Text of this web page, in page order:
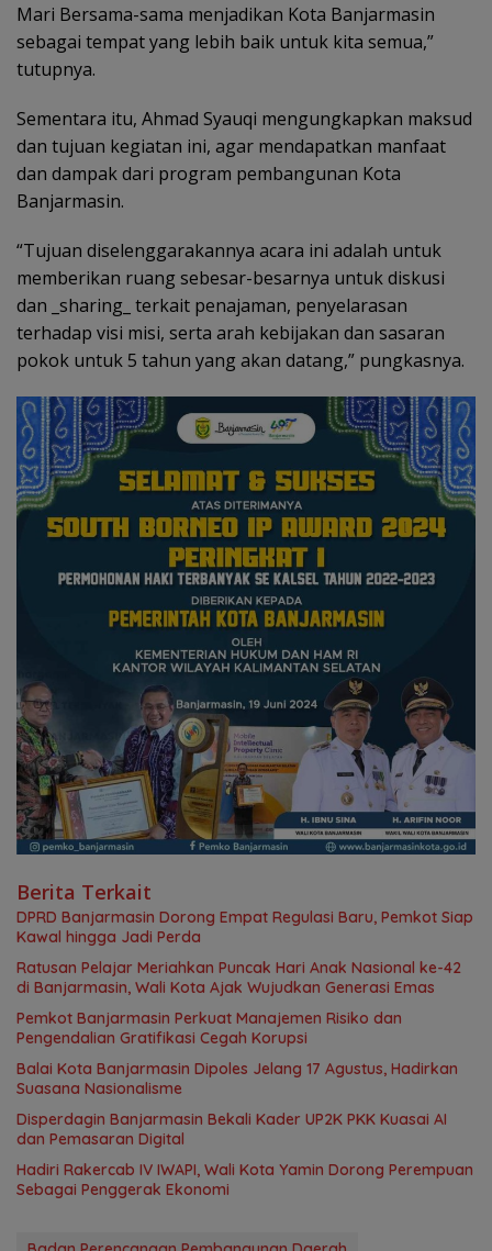
Mari Bersama-sama menjadikan Kota Banjarmasin
sebagai tempat yang lebih baik untuk kita semua,”
tutupnya.
Sementara itu, Ahmad Syauqi mengungkapkan maksud
dan tujuan kegiatan ini, agar mendapatkan manfaat
dan dampak dari program pembangunan Kota
Banjarmasin.
“Tujuan diselenggarakannya acara ini adalah untuk
memberikan ruang sebesar-besarnya untuk diskusi
dan _sharing_ terkait penajaman, penyelarasan
terhadap visi misi, serta arah kebijakan dan sasaran
pokok untuk 5 tahun yang akan datang,” pungkasnya.
Berita Terkait
DPRD Banjarmasin Dorong Empat Regulasi Baru, Pemkot Siap
Kawal hingga Jadi Perda
Ratusan Pelajar Meriahkan Puncak Hari Anak Nasional ke-42
di Banjarmasin, Wali Kota Ajak Wujudkan Generasi Emas
Pemkot Banjarmasin Perkuat Manajemen Risiko dan
Pengendalian Gratifikasi Cegah Korupsi
Balai Kota Banjarmasin Dipoles Jelang 17 Agustus, Hadirkan
Suasana Nasionalisme
Disperdagin Banjarmasin Bekali Kader UP2K PKK Kuasai AI
dan Pemasaran Digital
Hadiri Rakercab IV IWAPI, Wali Kota Yamin Dorong Perempuan
Sebagai Penggerak Ekonomi